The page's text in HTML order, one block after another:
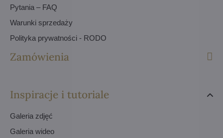
Pytania – FAQ
Warunki sprzedaży
Polityka prywatności - RODO
Zamówienia
Inspiracje i tutoriale
Galeria zdjęć
Galeria wideo